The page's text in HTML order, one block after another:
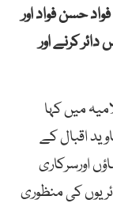
حسن فواد اور
کرنے اور
میں کہا
اقبال کے
اورسرکاری
کی منظوری